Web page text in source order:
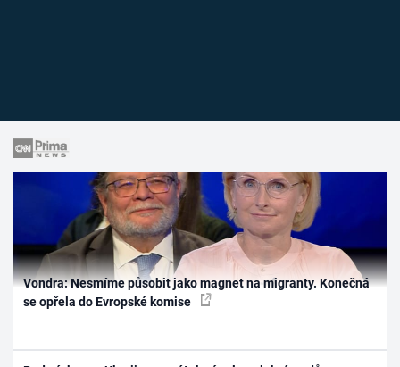
Vondra: Nesmíme působit jako magnet na migranty. Konečná
se opřela do Evropské komise